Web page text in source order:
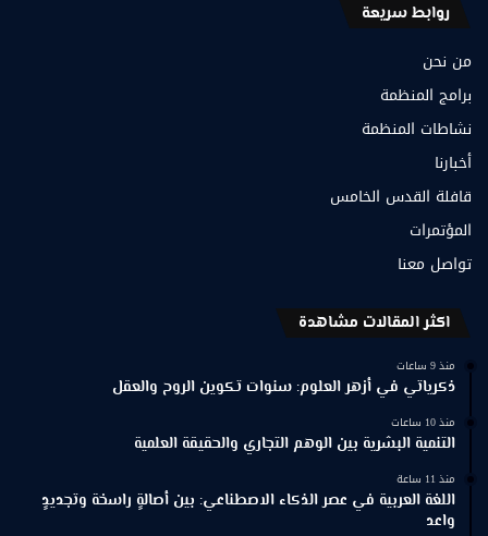
روابط سريعة
من نحن
برامج المنظمة
نشاطات المنظمة
أخبارنا
قافلة القدس الخامس
المؤتمرات
تواصل معنا
اكثر المقالات مشاهدة
منذ 9 ساعات
ذكرياتي في أزهر العلوم: سنوات تكوين الروح والعقل
منذ 10 ساعات
التنمية البشرية بين الوهم التجاري والحقيقة العلمية
منذ 11 ساعة
اللغة العربية في عصر الذكاء الاصطناعي: بين أصالةٍ راسخة وتجديدٍ
واعد